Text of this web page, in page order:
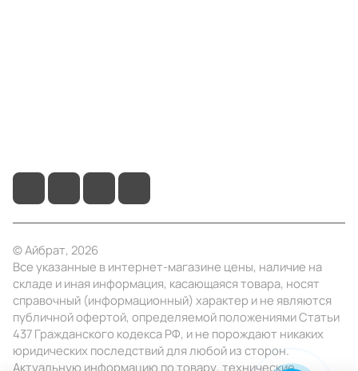
© Айбрат, 2026
Все указанные в интернет-магазине цены, наличие на
складе и иная информация, касающаяся товара, носят
справочный (информационный) характер и не являются
публичной офертой, определяемой положениями Статьи
437 Гражданского кодекса РФ, и не порождают никаких
юридических последствий для любой из сторон.
Актуальную информацию по товару, технические